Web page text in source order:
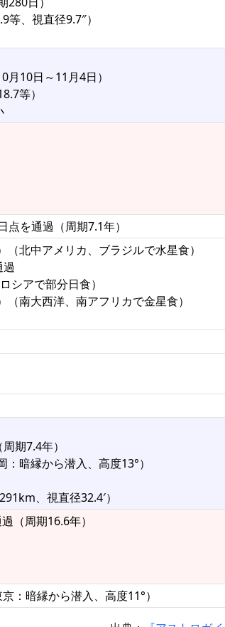
、視直径9.7″）
月10日～11月4日）
等）
を通過（周期7.1年）
北中アメリカ、ブラジルで水星食）
シアで部分日食）
南大西洋、南アフリカで金星食）
期7.4年）
暗縁から潜入、高度13°）
、視直径32.4′）
（周期16.6年）
：暗縁から潜入、高度11°）